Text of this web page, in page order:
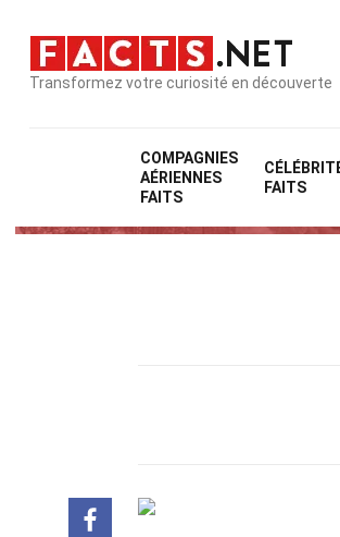
Transformez votre curiosité en découverte
COMPAGNIES
AÉRIENNES
FAITS
FAITS